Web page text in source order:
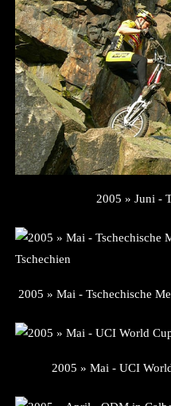
2005 » Juni -
2005 » Mai - Tschechische
2005 » Mai - UCI